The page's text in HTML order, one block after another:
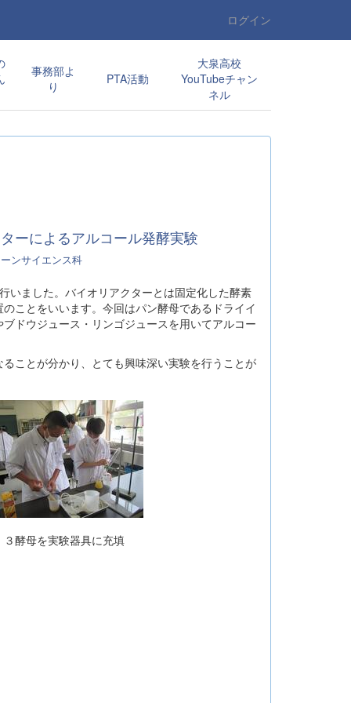
ログイン
事務部よ
り
PTA活動
大泉高校
YouTubeチャン
ネル
ーによるアルコール発酵実験
ンサイエンス科
ました。バイオリアクターとは固定化した酵素
ことをいいます。今回はパン酵母であるドライイ
ドウジュース・リンゴジュースを用いてアルコー
ことが分かり、とても興味深い実験を行うことが
を実験器具に充填